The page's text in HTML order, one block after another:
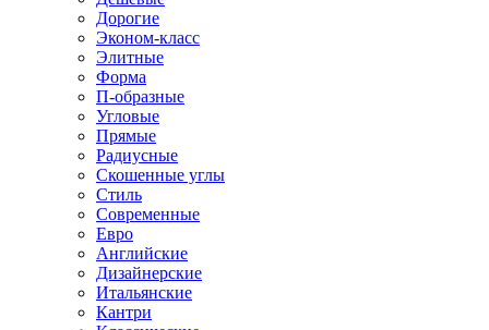
Дорогие
Эконом-класс
Элитные
Форма
П-образные
Угловые
Прямые
Радиусные
Скошенные углы
Стиль
Современные
Евро
Английские
Дизайнерские
Итальянские
Кантри